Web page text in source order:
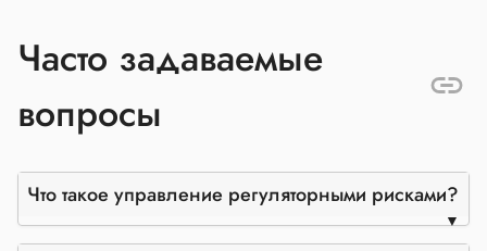
Часто задаваемые
вопросы
Что такое управление регуляторными рисками?